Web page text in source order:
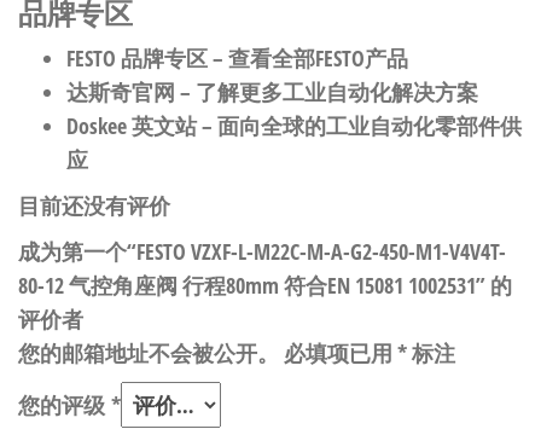
品牌专区
FESTO 品牌专区– 查看全部FESTO产品
达斯奇官网 – 了解更多工业自动化解决方案
Doskee 英文站– 面向全球的工业自动化零部件供
应
目前还没有评价
成为第一个“FESTO VZXF-L-M22C-M-A-G2-450-M1-V4V4T-
80-12 气控角座阀 行程80mm 符合EN 15081 1002531” 的
评价者
您的邮箱地址不会被公开。
必填项已用 *标注
您的评级 *